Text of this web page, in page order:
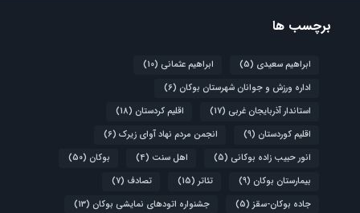
برچسب ها
ابراهیم سعیدی (5) ابراهیم عثمانی (10)
اداره ورزش و جوانان شهرستان بوکان (6)
استاندار آذربایجان غربی (17) اقلیم کردستان (18)
اقلیم کوردستان (9) انجمن مردم نهاد آوای زیرک (6)
انور حبیب زاده بوکانی (5) اهل سنت (4) بوکان (50)
بیمارستان بوکان (9) تئاتر (15) تصادف (7)
جاده بوکان-سقز (5) جشنواره اتودهای نمایشی بوکان (13)